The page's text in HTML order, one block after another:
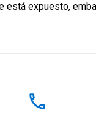
expuesto,
local_phone